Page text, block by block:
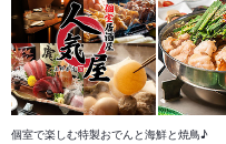
個室で楽しむ特製おでんと海鮮と焼鳥♪